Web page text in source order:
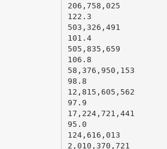
206,758,025
122.3
503,326,491
101.4
505,835,659
106.8
58,376,950,153
98.8
12,815,605,562
97.9
17,224,721,441
95.0
124,616,013
2,010,370,721